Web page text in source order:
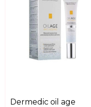
dermedic oil age